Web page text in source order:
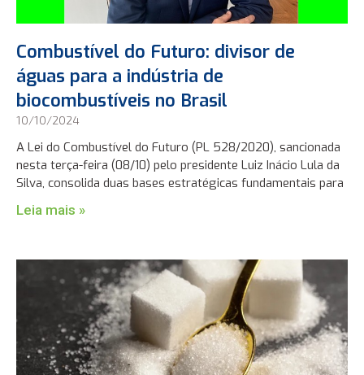
Combustível do Futuro: divisor de
águas para a indústria de
biocombustíveis no Brasil
10/10/2024
A Lei do Combustível do Futuro (PL 528/2020), sancionada
nesta terça-feira (08/10) pelo presidente Luiz Inácio Lula da
Silva, consolida duas bases estratégicas fundamentais para
Leia mais »